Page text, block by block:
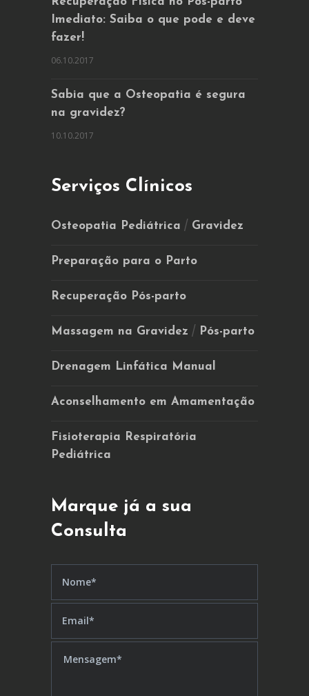
Imediato: Saiba o que pode e deve
fazer!
06.10.2017
Sabia que a Osteopatia é segura
na gravidez?
10.10.2017
Serviços Clínicos
Osteopatia Pediátrica / Gravidez
Preparação para o Parto
Recuperação Pós-parto
Massagem na Gravidez / Pós-parto
Drenagem Linfática Manual
Aconselhamento em Amamentação
Fisioterapia Respiratória
Pediátrica
Marque já a sua
Consulta